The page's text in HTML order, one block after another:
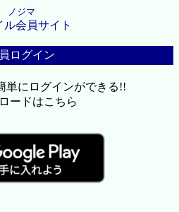
ノジマ
ル会員サイト
ログイン
単にログインができる!!
ードはこちら